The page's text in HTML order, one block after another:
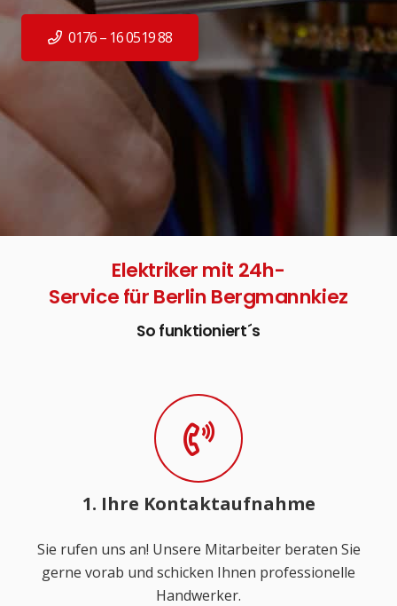
0176 – 16 0519 88
Elektriker mit 24h-
Service für Berlin Bergmannkiez
So funktioniert´s
1. Ihre Kontaktaufnahme
Sie rufen uns an! Unsere Mitarbeiter beraten Sie
gerne vorab und schicken Ihnen professionelle
Handwerker.